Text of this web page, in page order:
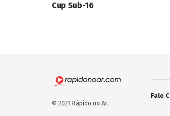
Cup Sub-16
© 2021 Rápido no Ar.
Fale